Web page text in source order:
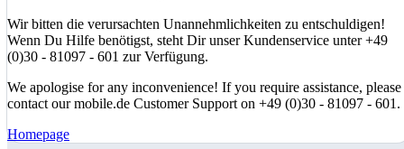
Wir bitten die verursachten Unannehmlichkeiten zu entschuldigen!
Wenn Du Hilfe benötigst, steht Dir unser Kundenservice unter +49
(0)30 - 81097 - 601 zur Verfügung.
We apologise for any inconvenience! If you require assistance, please
contact our mobile.de Customer Support on +49 (0)30 - 81097 - 601.
Homepage